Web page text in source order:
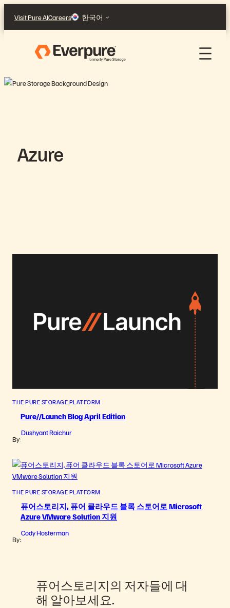
츠
가
기
Visit Pure AICareers 한국어
Azure
THE PURE STORAGE PLATFORM
Pure//Launch Blog April Edition
By:
Dushyant Raichur
THE PURE STORAGE PLATFORM
퓨어스토리지, 퓨어 클라우드 블록 스토어로 Microsoft
Azure VMware Solution 지원
By:
Cody Hosterman
퓨어스토리지의 저자들에 대
해 알아보세요.